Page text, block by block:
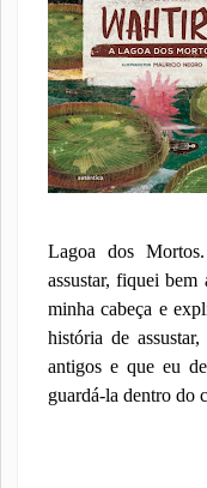
Lagoa dos
assustar, fiquei bem
minha cabeça e
história de
antigos e que eu
guardá-la dentro do